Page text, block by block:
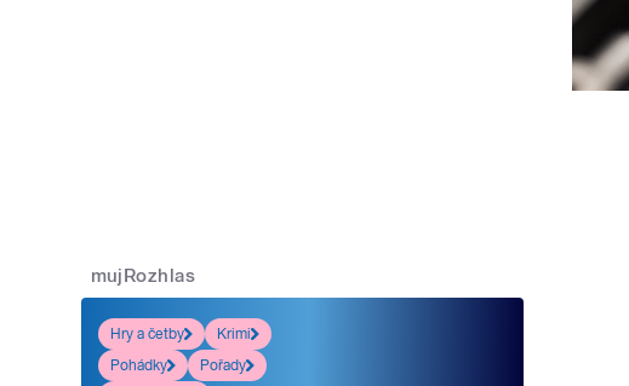
mujRozhlas
Hry a četby
Krimi
Pohádky
Pořady